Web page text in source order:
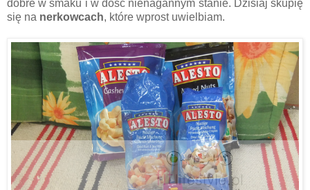
dobre w smaku i w dość nienagannym stanie. Dzisiaj skupię
się na nerkowcach, które wprost uwielbiam.